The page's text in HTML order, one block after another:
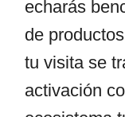
echarás
de
tu visita se
activación